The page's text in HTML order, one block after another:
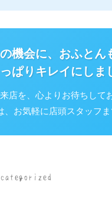
機会に、おふとん
ぱりキレイにしま
店を、心よりお待ちして
、お気軽に店頭スタッフま